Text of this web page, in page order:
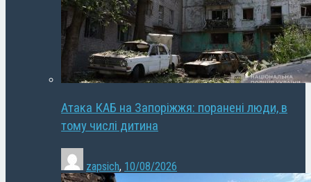
Атака КАБ на Запоріжжя: поранені люди, в
тому числі дитина
zapsich, 10/08/2026